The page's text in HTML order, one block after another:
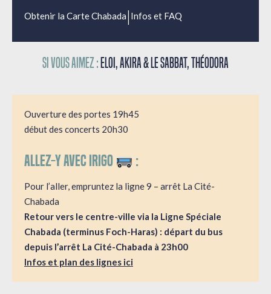
Obtenir la Carte Chabada| Infos et FAQ
Si vous aimez : Eloi, Akira & Le Sabbat, Théodora
Ouverture des portes 19h45
début des concerts 20h30
Allez-y avec irigo :
Pour l’aller, empruntez la ligne 9 – arrêt La Cité-
Chabada
Retour vers le centre-ville via la Ligne Spéciale
Chabada (terminus Foch-Haras) : départ du bus
depuis l’arrêt La Cité-Chabada à 23h00
Infos et plan des lignes ici